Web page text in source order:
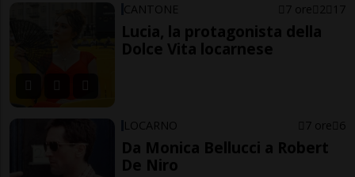
CANTONE 7 ore 2 17
Lucia, la protagonista della
Dolce Vita locarnese
LOCARNO 7 ore 6
Da Monica Bellucci a Robert
De Niro